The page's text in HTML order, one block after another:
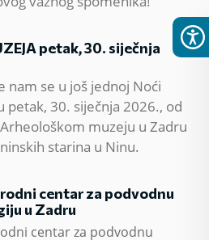
petak, 30. siječnja
nam se u još jednoj Noći
petak, 30. siječnja 2026., od
muzeju u Zadru
starina u Ninu.
centar za podvodnu
u Zadru
centar za podvodnu